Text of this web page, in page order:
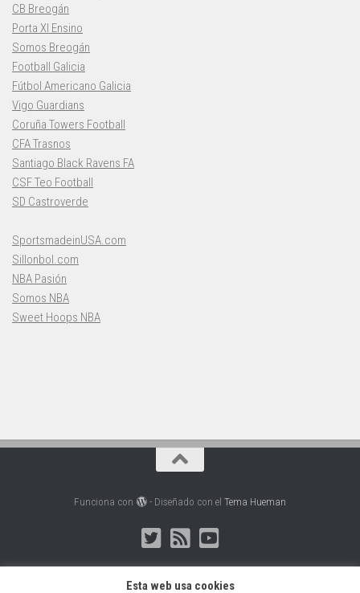
CB Breogán
Porta XI Ensino
Somos Breogán
Football Galicia
Fútbol Americano Galicia
Vigo Guardians
Coruña Towers Football
CFA Trasnos
Santiago Black Ravens FA
CSF Teo Football
SD Castroverde
SportsmadeinUSA.com
Sillonbol.com
NBA Pasión
Somos NBA
Sweet Hoops NBA
Funciona con - Diseñado con el Tema Hueman
Esta web usa cookies